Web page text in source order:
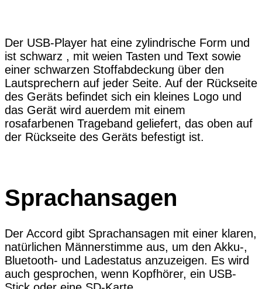
Der USB-Player hat eine zylindrische Form und
ist schwarz , mit weien Tasten und Text sowie
einer schwarzen Stoffabdeckung über den
Lautsprechern auf jeder Seite. Auf der Rückseite
des Geräts befindet sich ein kleines Logo und
das Gerät wird auerdem mit einem
rosafarbenen Trageband geliefert, das oben auf
der Rückseite des Geräts befestigt ist.
Sprachansagen
Der Accord gibt Sprachansagen mit einer klaren,
natürlichen Männerstimme aus, um den Akku-,
Bluetooth- und Ladestatus anzuzeigen. Es wird
auch gesprochen, wenn Kopfhörer, ein USB-